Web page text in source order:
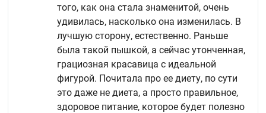
того, как она стала знаменитой, очень
удивилась, насколько она изменилась. В
лучшую сторону, естественно. Раньше
была такой пышкой, а сейчас утонченная,
грациозная красавица с идеальной
фигурой. Почитала про ее диету, по сути
это даже не диета, а просто правильное,
здоровое питание, которое будет полезно